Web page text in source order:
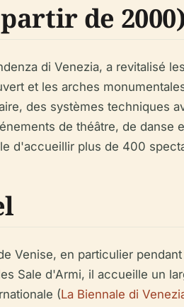
de
di Venezia, a revitalisé
et les arches
des systèmes techniques
de théâtre, de danse
d'accueillir plus de 400
Venise, en particulier
Sale d'Armi, il accueille un
(La Biennale di